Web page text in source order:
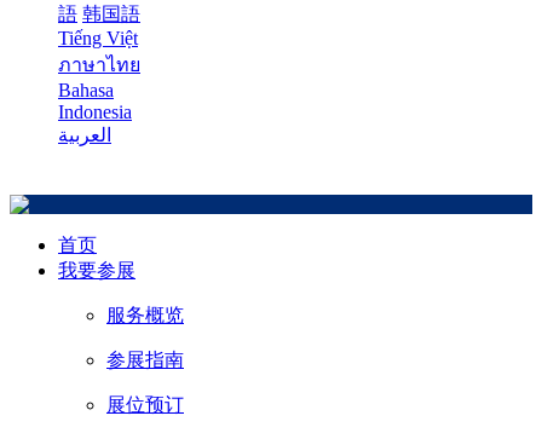
語 韩国語
Tiếng Việt
ภาษาไทย
Bahasa
Indonesia
العربية
首页
我要参展
服务概览
参展指南
展位预订